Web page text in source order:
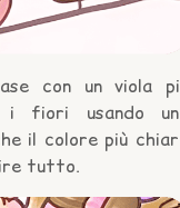
con un viola
i fiori usando
il colore più
tutto.